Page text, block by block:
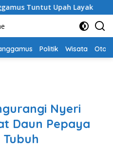
Tuntut Upah Layak
Politik Wisata Oto
Nyeri
Daun Pepaya